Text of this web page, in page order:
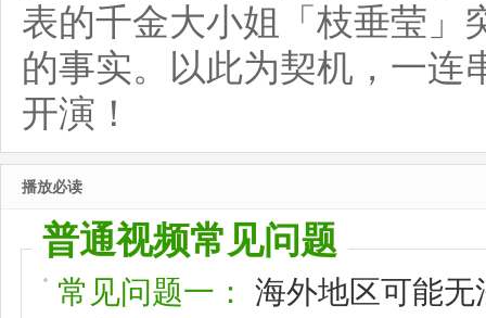
表的千金大小姐「枝垂莹」
的事实。以此为契机，一连
开演！
播放必读
普通视频常见问题
常见问题一：
海外地区可能